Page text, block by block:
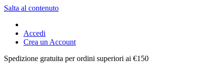
Salta al contenuto
Accedi
Crea un Account
Spedizione gratuita per ordini superiori ai €150